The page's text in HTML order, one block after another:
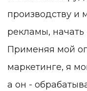
производству и
рекламы, начать
Применяя мой
маркетинге, я
а он -